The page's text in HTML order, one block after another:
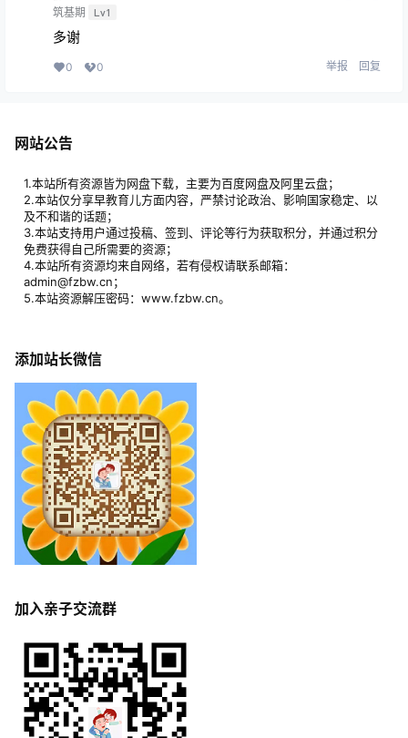
flight
练虚期
筑基期
0 0 举报 回复
网站公告
及不和谐的话题；
3.本站支持用户通过投稿、签到、评论等行为获取积分，并通过积分
免费获得自己所需要的资源；
4.本站所有资源均来自网络，若有侵权请联系邮箱：
admin@fzbw.cn；
5.本站资源解压密码：www.fzbw.cn。
添加站长微信